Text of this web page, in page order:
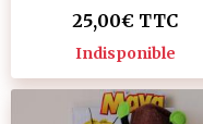
25,00€ TTC
Indisponible